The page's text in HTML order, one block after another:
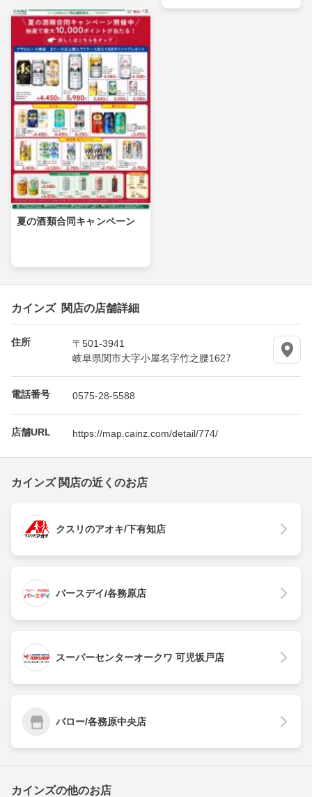
夏の酒類合同キャンペーン
カインズ 関店の店舗詳細
住所
〒501-3941
岐阜県関市大字小屋名字竹之腰1627
電話番号 0575-28-5588
店舗URL https://map.cainz.com/detail/774/
カインズ 関店の近くのお店
クスリのアオキ/下有知店
バースデイ/各務原店
スーパーセンターオークワ 可児坂戸店
バロー/各務原中央店
カインズの他のお店